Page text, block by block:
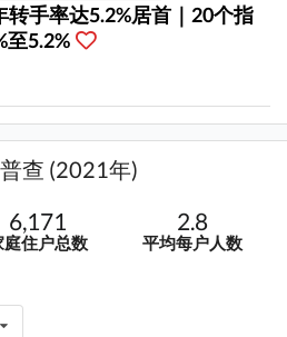
手率达5.2%居首｜20个指
至5.2%
查 (2021年)
6,171
庭住户总数
2.8
平均每户人数